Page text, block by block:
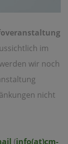
im
wir noch
nicht
(info(at)cm-